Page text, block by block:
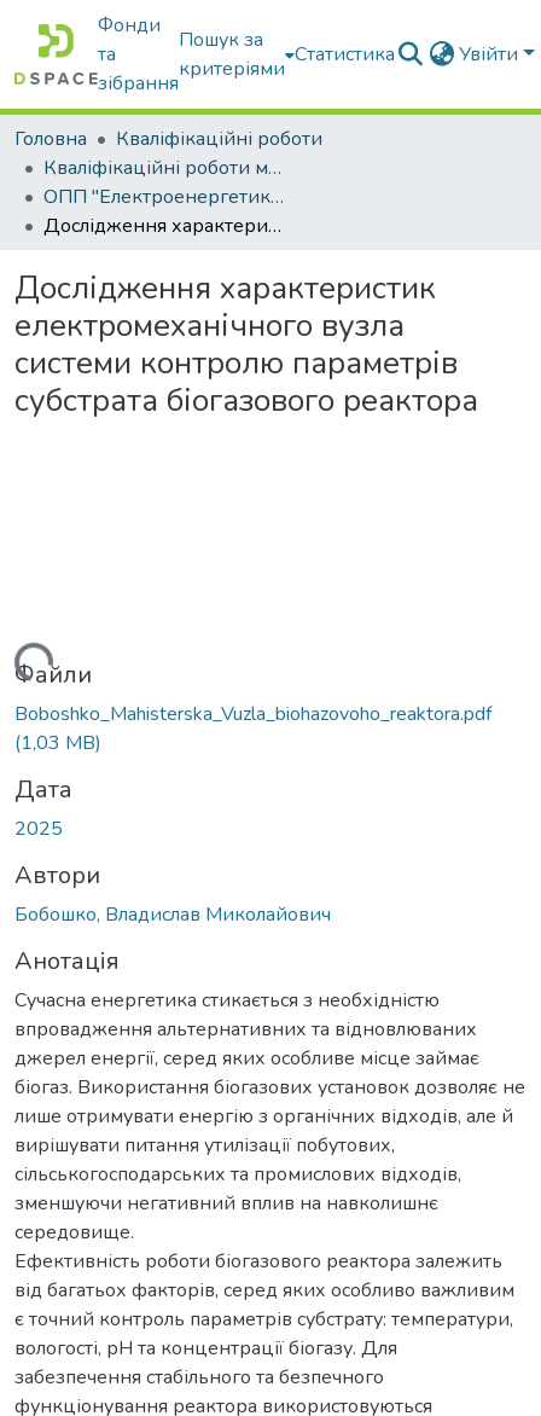
Фонди
та
зібрання
Пошук за
критеріями
Статистика Увійти
Головна
Кваліфікаційні роботи
Кваліфікаційні роботи магістрів
ОПП "Електроенергетика, електротехніка та електромеханіка"
Дослідження характеристик електромеханічного вузла системи контролю параметрів субстрата біогазового реактора
Дослідження характеристик
електромеханічного вузла
системи контролю параметрів
субстрата біогазового реактора
Файли
Boboshko_Mahisterska_Vuzla_biohazovoho_reaktora.pdf
(1,03 MB)
Дата
2025
Автори
Бобошко, Владислав Миколайович
Анотація
Сучасна енергетика стикається з необхідністю
впровадження альтернативних та відновлюваних
джерел енергії, серед яких особливе місце займає
біогаз. Використання біогазових установок дозволяє не
лише отримувати енергію з органічних відходів, але й
вирішувати питання утилізації побутових,
сільськогосподарських та промислових відходів,
зменшуючи негативний вплив на навколишнє
середовище.
Ефективність роботи біогазового реактора залежить
від багатьох факторів, серед яких особливо важливим
є точний контроль параметрів субстрату: температури,
вологості, рН та концентрації біогазу. Для
забезпечення стабільного та безпечного
функціонування реактора використовуються